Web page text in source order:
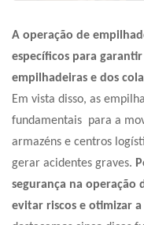
A operação de
específicos para garantir
empilhadeiras e dos
Em vista disso, as
fundamentais para a
armazéns e centros
gerar acidentes graves.
segurança na operação
evitar riscos e otimizar